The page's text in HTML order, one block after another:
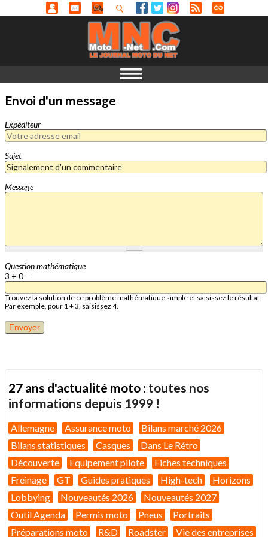
Envoi d'un message
Expéditeur
Sujet
Message
Question mathématique
3 + 0 =
Trouvez la solution de ce problème mathématique simple et saisissez le résultat.
Par exemple, pour 1 + 3, saisissez 4.
27 ans d'actualité moto : toutes nos
informations depuis 1999 !
Allemagne Assurance moto
Bilans marché 2026
Bilans statistiques
Casques
Dans Le Rétro
Découverte
Equipement pilote
Fiches techniques
Freinage
GT Guides pratiques High-tech
Horizons
Lobbying
Nouveautés 2026
Nouveautés 2027
Outil Agenda
Permis moto Pneus
Portraits
Préparations moto
R&D Roadster Vie des entreprises